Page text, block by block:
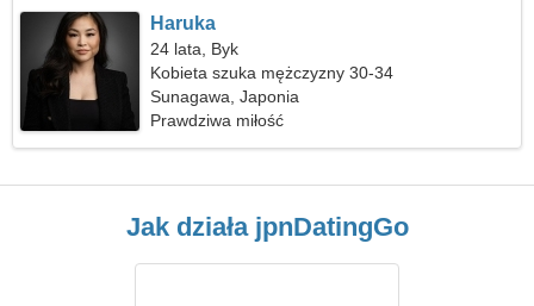
Haruka
24 lata, Byk
Kobieta szuka mężczyzny 30-34
Sunagawa, Japonia
Prawdziwa miłość
Jak działa jpnDatingGo